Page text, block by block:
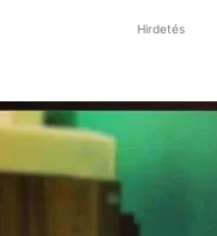
Hirdetés